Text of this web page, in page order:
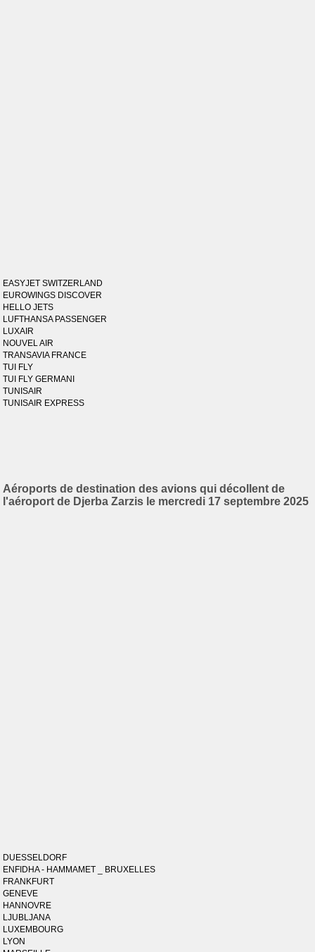
EASYJET SWITZERLAND
EUROWINGS DISCOVER
HELLO JETS
LUFTHANSA PASSENGER
LUXAIR
NOUVEL AIR
TRANSAVIA FRANCE
TUI FLY
TUI FLY GERMANI
TUNISAIR
TUNISAIR EXPRESS
Aéroports de destination des avions qui décollent de
l'aéroport de Djerba Zarzis le mercredi 17 septembre 2025
DUESSELDORF
ENFIDHA - HAMMAMET _ BRUXELLES
FRANKFURT
GENEVE
HANNOVRE
LJUBLJANA
LUXEMBOURG
LYON